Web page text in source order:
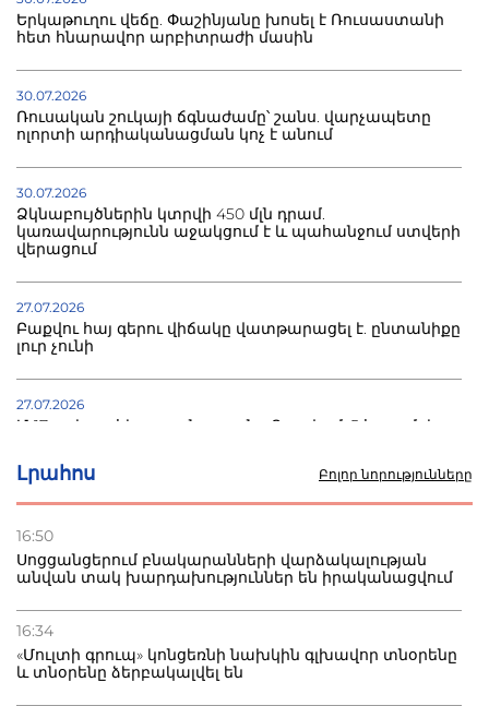
Լրահոս Բոլոր նորությունները
16:50
Սոցցանցերում բնակարանների վարձակալության
անվան տակ խարդախություններ են իրականացվում
16:34
«Մուլտի գրուպ» կոնցեռնի նախկին գլխավոր տնօրենը
և տնօրենը ձերբակալվել են
Երկաթուղու վեճը. Փաշինյանը խոսել է Ռուսաստանի
հետ հնարավոր արբիտրաժի մասին
30.07.2026
Ռուսական շուկայի ճգնաժամը՝ շանս. վարչապետը
ոլորտի արդիականացման կոչ է անում
30.07.2026
Ձկնաբույծներին կտրվի 450 մլն դրամ.
կառավարությունն աջակցում է և պահանջում ստվերի
վերացում
27.07.2026
Բաքվու հայ գերու վիճակը վատթարացել է. ընտանիքը
լուր չունի
27.07.2026
Մ-17 աշխարհի առաջնությունը Բաքվում. 5 հայ ըմբիշ
22.07.2026
տուժածներ կան
բնակվել Ռուսաստանում